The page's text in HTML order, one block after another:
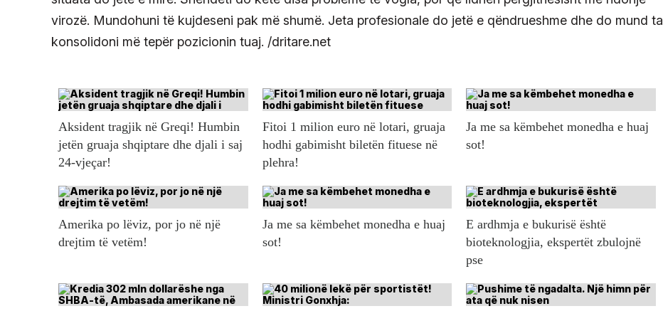
virozë. Mundohuni të kujdeseni pak më shumë. Jeta profesionale do jetë e qëndrueshme dhe do mund ta
konsolidoni më tepër pozicionin tuaj. /dritare.net
Aksident tragjik në Greqi! Humbin
jetën gruaja shqiptare dhe djali i saj
24-vjeçar!
Fitoi 1 milion euro në lotari, gruaja
hodhi gabimisht biletën fituese në
plehra!
Ja me sa këmbehet monedha e huaj
sot!
Amerika po lëviz, por jo në një
drejtim të vetëm!
Ja me sa këmbehet monedha e huaj
sot!
E ardhmja e bukurisë është
bioteknologjia, ekspertët zbulojnë
pse